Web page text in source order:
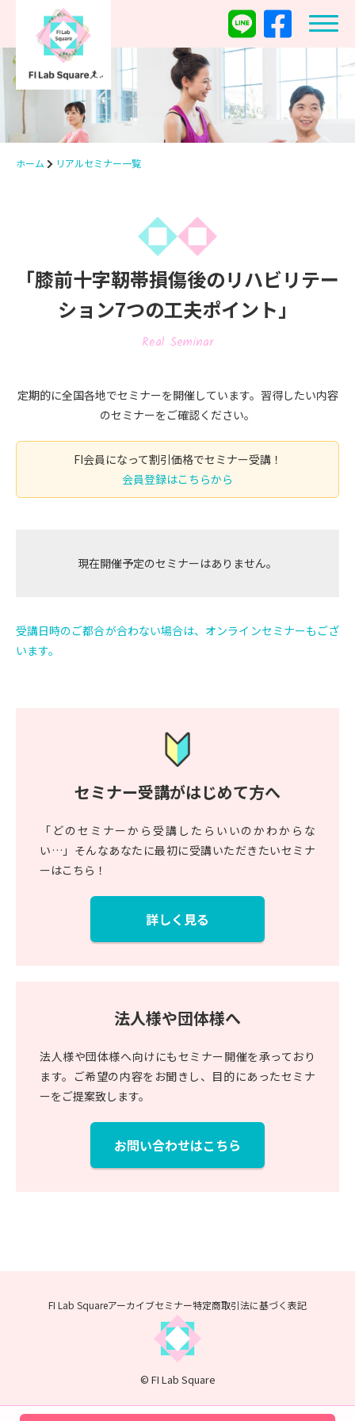
ホーム リアルセミナー一覧
「膝前十字靭帯損傷後のリハビリテー
ション7つの工夫ポイント」
Real Seminar
定期的に全国各地でセミナーを開催しています。習得したい内容
のセミナーをご確認ください。
FI会員になって割引価格でセミナー受講！
会員登録はこちらから
現在開催予定のセミナーはありません。
受講日時のご都合が合わない場合は、オンラインセミナーもござ
います。
セミナー受講がはじめて方へ
「どのセミナーから受講したらいいのかわからな
い…」そんなあなたに最初に受講いただきたいセミナ
ーはこちら！
詳しく見る
法人様や団体様へ
法人様や団体様へ向けにもセミナー開催を承っており
ます。ご希望の内容をお聞きし、目的にあったセミナ
ーをご提案致します。
お問い合わせはこちら
FI Lab Squareアーカイブセミナー特定商取引法に基づく表記
© FI Lab Square